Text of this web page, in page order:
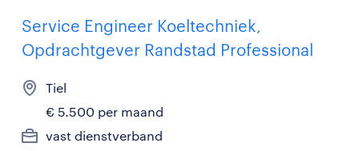
Service Engineer Koeltechniek,
Opdrachtgever Randstad Professional
Tiel
€ 5.500 per maand
vast dienstverband